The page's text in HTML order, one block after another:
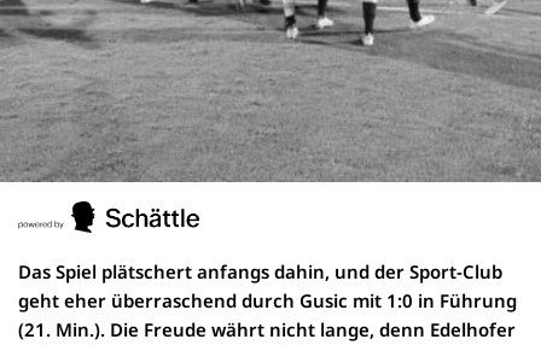
Das Spiel plätschert anfangs dahin, und der Sport-Club
geht eher überraschend durch Gusic mit 1:0 in Führung
(21. Min.). Die Freude währt nicht lange, denn Edelhofer